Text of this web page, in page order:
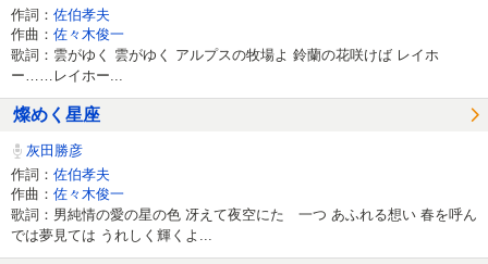
作詞： 佐伯孝夫
作曲： 佐々木俊一
歌詞：雲がゆく 雲がゆく アルプスの牧場よ 鈴蘭の花咲けば レイホ
ー……レイホー...
燦めく星座
灰田勝彦
作詞： 佐伯孝夫
作曲： 佐々木俊一
歌詞：男純情の愛の星の色 冴えて夜空にたゞ一つ あふれる想い 春を呼ん
では夢見ては うれしく輝くよ...